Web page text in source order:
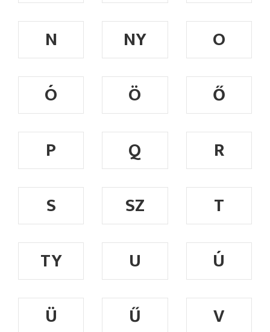
N
NY
O
Ó
Ö
Ő
P
Q
R
S
SZ
T
TY
U
Ú
Ü
Ű
V